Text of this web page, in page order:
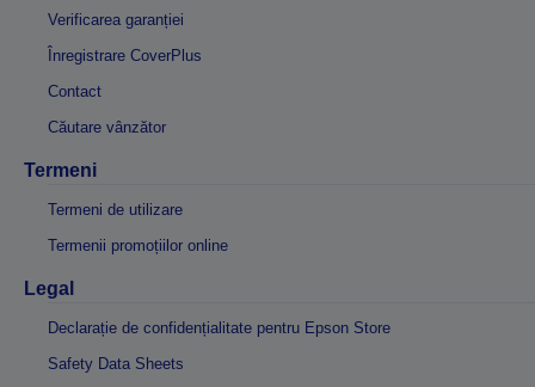
Verificarea garanției
Înregistrare CoverPlus
Contact
Căutare vânzător
Termeni
Termeni de utilizare
Termenii promoțiilor online
Legal
Declarație de confidențialitate pentru Epson Store
Safety Data Sheets